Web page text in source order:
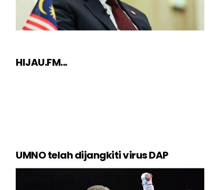
HIJAU.FM...
UMNO telah dijangkiti virus DAP